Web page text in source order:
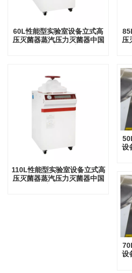
60L性能型实验室设备立式高
压灭菌器蒸汽压力灭菌器中国
压
110L性能型实验室设备立式高
压灭菌器蒸汽压力灭菌器中国
设
设